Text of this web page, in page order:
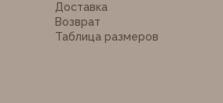
Доставка
Возврат
Таблица размеров